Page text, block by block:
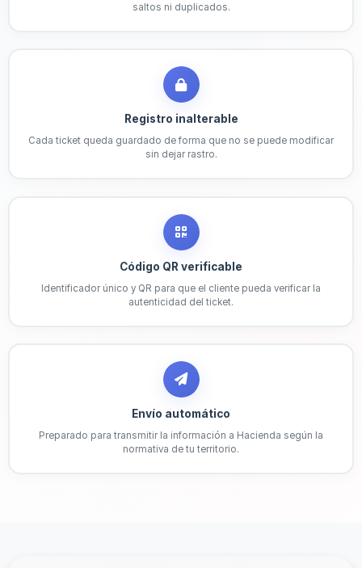
saltos ni duplicados.
Registro inalterable
Cada ticket queda guardado de forma que no se puede modificar
sin dejar rastro.
Código QR verificable
Identificador único y QR para que el cliente pueda verificar la
autenticidad del ticket.
Envío automático
Preparado para transmitir la información a Hacienda según la
normativa de tu territorio.